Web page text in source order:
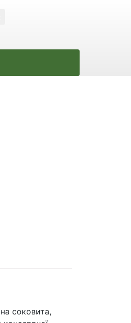
соковита,